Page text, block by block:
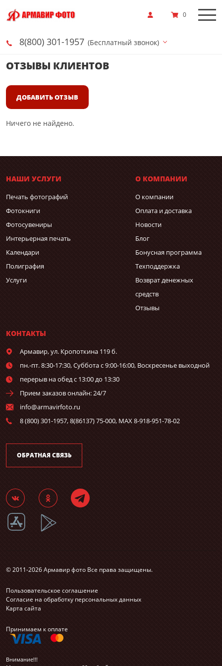
8(800) 301-1957 (Бесплатный звонок)
0
ОТЗЫВЫ КЛИЕНТОВ
ДОБАВИТЬ ОТЗЫВ
Ничего не найдено.
НАШИ УСЛУГИ
Печать фотографий
Фотокниги
Фотосувениры
Интерьерная печать
Календари
Полиграфия
Услуги
О КОМПАНИИ
О компании
Оплата и доставка
Новости
Блог
Бонусная программа
Техподдержка
Возврат денежных
средств
Отзывы
КОНТАКТЫ
Армавир,ул. Кропоткина 119 б.
пн.-пт. 8:30-17:30, Суббота с 9:00-16:00, Воскресенье выходной
перерыв на обед с 13:00 до 13:30
Прием заказов онлайн: 24/7
info@armavirfoto.ru
8 (800) 301-1957, 8(86137) 75-000, MAX 8-918-951-78-02
ОБРАТНАЯ СВЯЗЬ
© 2011-2026 Армавир фото Все права защищены.
Пользовательское соглашение
Согласие на обработку персональных данных
Карта сайта
Принимаем к оплате
Внимание!!!